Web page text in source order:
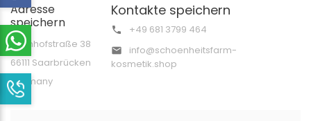
Adresse
speichern
Bahnhofstraße 38
66111 Saarbrücken
Germany
Kontakte speichern
 +49 681 3799 464

info@schoenheitsfarm-
kosmetik.shop